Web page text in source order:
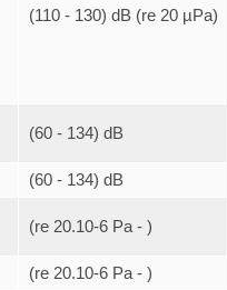
(110 - 130) dB (re 20 µPa)
(60 - 134) dB
(60 - 134) dB
(re 20.10-6 Pa - )
(re 20.10-6 Pa - )